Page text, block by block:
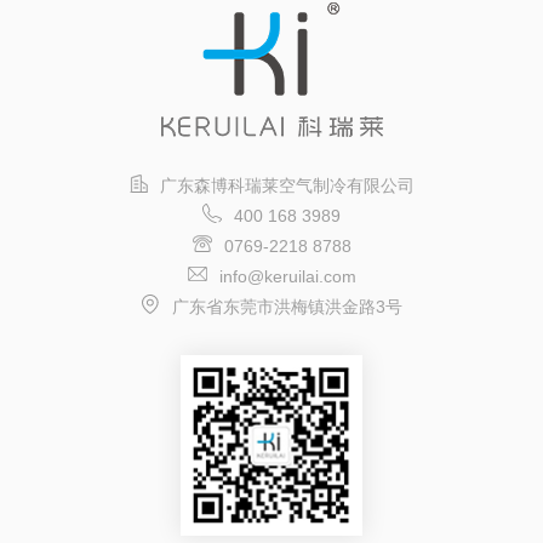
广东森博科瑞莱空气制冷有限公司
400 168 3989
0769-2218 8788
info@keruilai.com
广东省东莞市洪梅镇洪金路3号